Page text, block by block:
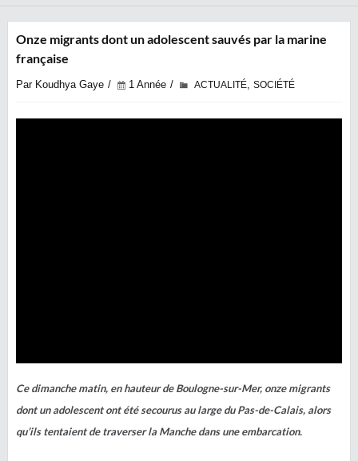
Onze migrants dont un adolescent sauvés par la marine
française
Par Koudhya Gaye 1 Année ACTUALITÉ, SOCIÉTÉ
Ce dimanche matin, en hauteur de Boulogne-sur-Mer, onze migrants
dont un adolescentontétésecourusau large du Pas-de-Calais, alors
qu’ils tentaient de traverser la Manche dans une embarcation.